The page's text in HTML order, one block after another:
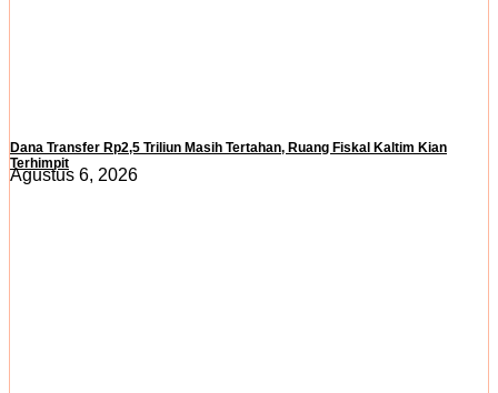
Dana Transfer Rp2,5 Triliun Masih Tertahan, Ruang Fiskal Kaltim Kian
Terhimpit
Agustus 6, 2026